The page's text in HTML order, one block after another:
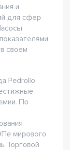
и
для сфер
своем
Pedrollo
По
мирового
Торговой